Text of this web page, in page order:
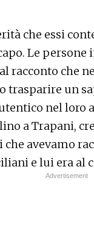
che essi
Le persone
racconto che
trasparire un
nel loro
a Trapani,
avevamo
e lui era al